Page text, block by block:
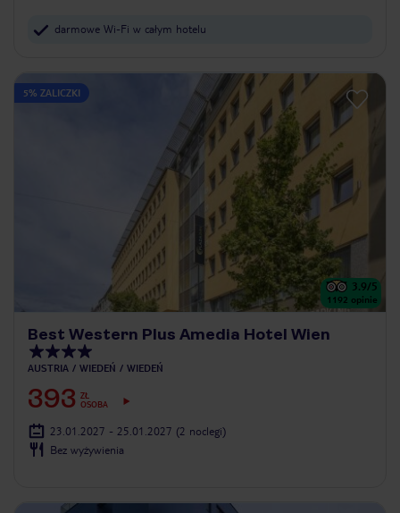
darmowe Wi-Fi w całym hotelu
5% ZALICZKI
3.9/5
1192 opinie
Best Western Plus Amedia Hotel Wien
AUSTRIA WIEDEŃ WIEDEŃ
393 ZŁ
OSOBA
23.01.2027 - 25.01.2027 (2 noclegi)
Bez wyżywienia